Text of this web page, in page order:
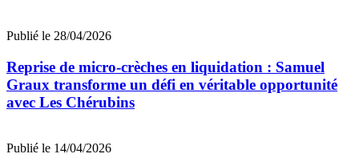
Publié le 28/04/2026
Reprise de micro-crèches en liquidation : Samuel
Graux transforme un défi en véritable opportunité
avec Les Chérubins
Publié le 14/04/2026